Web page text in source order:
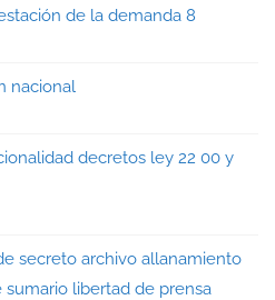
de la demanda 8
nacional
decretos ley 22 00 y
secreto archivo allanamiento
sumario libertad de prensa